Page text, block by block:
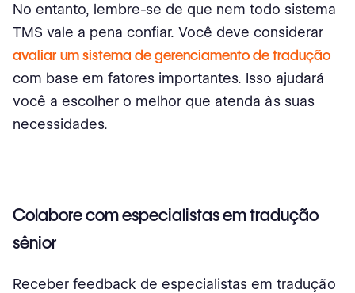
No entanto, lembre-se de que nem todo sistema
TMS vale a pena confiar. Você deve considerar
avaliar um sistema de gerenciamento de tradução
com base em fatores importantes. Isso ajudará
você a escolher o melhor que atenda às suas
necessidades.
Colabore com especialistas em tradução
sênior
Receber feedback de especialistas em tradução